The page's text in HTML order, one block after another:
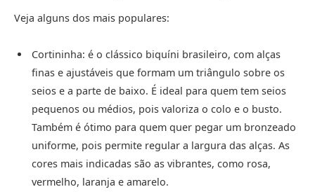
Veja alguns dos mais populares:
Cortininha: é o clássico biquíni brasileiro, com alças
finas e ajustáveis que formam um triângulo sobre os
seios e a parte de baixo. É ideal para quem tem seios
pequenos ou médios, pois valoriza o colo e o busto.
Também é ótimo para quem quer pegar um bronzeado
uniforme, pois permite regular a largura das alças. As
cores mais indicadas são as vibrantes, como rosa,
vermelho, laranja e amarelo.